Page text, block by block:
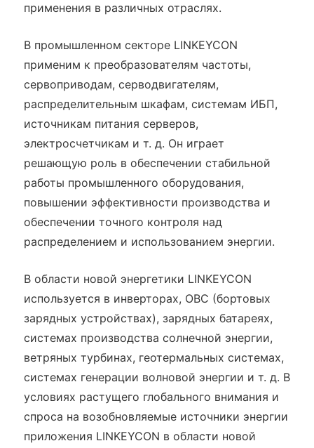
применения в различных отраслях.
В промышленном секторе LINKEYCON
применим к преобразователям частоты,
сервоприводам, серводвигателям,
распределительным шкафам, системам ИБП,
источникам питания серверов,
электросчетчикам и т. д. Он играет
решающую роль в обеспечении стабильной
работы промышленного оборудования,
повышении эффективности производства и
обеспечении точного контроля над
распределением и использованием энергии.
В области новой энергетики LINKEYCON
используется в инверторах, OBC (бортовых
зарядных устройствах), зарядных батареях,
системах производства солнечной энергии,
ветряных турбинах, геотермальных системах,
системах генерации волновой энергии и т. д. В
условиях растущего глобального внимания и
спроса на возобновляемые источники энергии
приложения LINKEYCON в области новой